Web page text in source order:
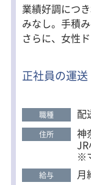
業績好調につき増員！ ＜体力負担も
みなし。手積
さらに、女性
環境が整っています。 ＜資格取
社前に『大型
かる費用は会
正社員の運
職種 配
住所 神
※
給与 月